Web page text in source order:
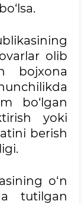
olib
bojxona
bo‘lgan
yoki
berish
o‘n
tutilgan